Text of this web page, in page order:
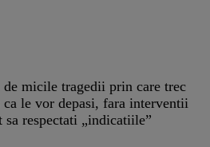
micile tragedii prin care trec
le vor depasi, fara interventii
respectati „indicatiile”